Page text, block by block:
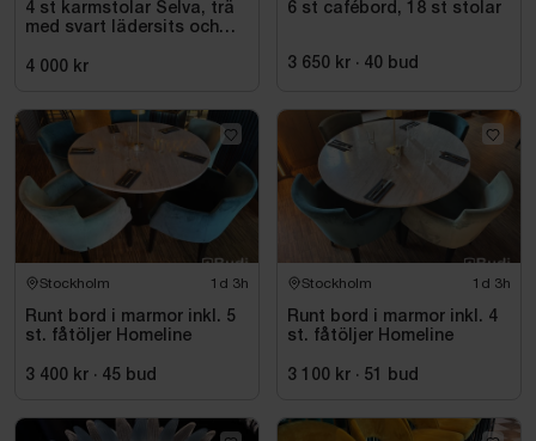
4 st karmstolar Selva, trä
med svart lädersits och
4 000 kr
6 st cafébord, 18 st stolar
3 650 kr · 40 bud
Stockholm 1d 3h
Runt bord i marmor inkl. 5
st. fåtöljer Homeline
3 400 kr · 45 bud
Stockholm 1d 3h
Runt bord i marmor inkl. 4
st. fåtöljer Homeline
3 100 kr · 51 bud